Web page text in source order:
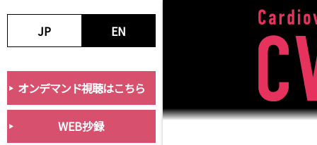
JP EN
オンデマンド視聴はこちら
WEB抄録